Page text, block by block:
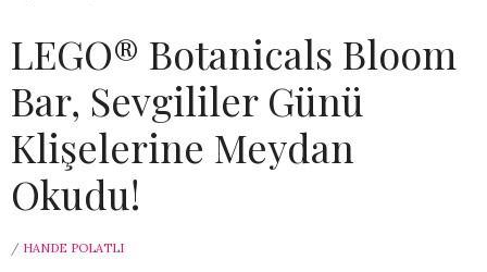
LEGO® Botanicals Bloom
Bar, Sevgililer Günü
Klişelerine Meydan
Okudu!
/ HANDE POLATLI